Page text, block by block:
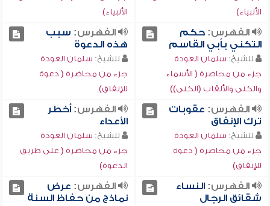
الأنبياء)
الأنبياء)
الفهرس:حكم
التكني بأبي القاسم
للشيخ: سلمان العودة
جزء من محاضرة ( الأسماء
والكنى والألقاب (الكنى))
الفهرس: سبب
هذه الدعوة
للشيخ: سلمان العودة
جزء من محاضرة ( دعوة
للإنفاق)
الفهرس: عقوبات
ترك الإنفاق
للشيخ: سلمان العودة
جزء من محاضرة ( دعوة
للإنفاق)
الفهرس:أخطر
الأعداء
للشيخ: سلمان العودة
جزء من محاضرة ( على طريق
الدعوة)
الفهرس:النساء
شقائق الرجال
الفهرس: عرض
نماذج من حفاظ السنة